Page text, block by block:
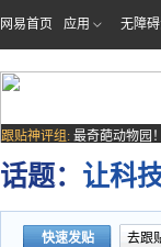
网易首页 应用 无障
跟贴神评组: 最奇葩动物园
场子
话题： 让科
快速发贴 去跟